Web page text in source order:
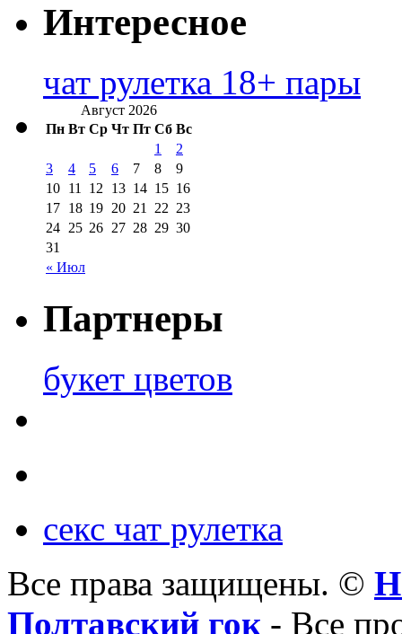
Интересное
чат рулетка 18+ пары
Август 2026
Пн Вт Ср Чт Пт Сб Вс
« Июл
1
2
3
4 5 6 7 8
9
10 11 12 13 14 15 16
17 18 19 20 21 22 23
24 25 26 27 28 29 30
31
Партнеры
букет цветов
секс чат рулетка
Все права защищены. ©
Полтавский гок- Все